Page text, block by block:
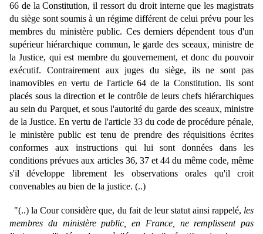
66 de la Constitution, il ressort du droit interne que les magistrats
du siège sont soumis à un régime différent de celui prévu pour les
membres du ministère public. Ces derniers dépendent tous d'un
supérieur hiérarchique commun, le garde des sceaux, ministre de
la Justice, qui est membre du gouvernement, et donc du pouvoir
exécutif. Contrairement aux juges du siège, ils ne sont pas
inamovibles en vertu de l'article 64 de la Constitution. Ils sont
placés sous la direction et le contrôle de leurs chefs hiérarchiques
au sein du Parquet, et sous l'autorité du garde des sceaux, ministre
de la Justice. En vertu de l'article 33 du code de procédure pénale,
le ministère public est tenu de prendre des réquisitions écrites
conformes aux instructions qui lui sont données dans les
conditions prévues aux articles 36, 37 et 44 du même code, même
s'il développe librement les observations orales qu'il croit
convenables au bien de la justice. (..)
"(..) la Cour considère que, du fait de leur statut ainsi rappelé, les
membres du ministère public, en France, ne remplissent pas